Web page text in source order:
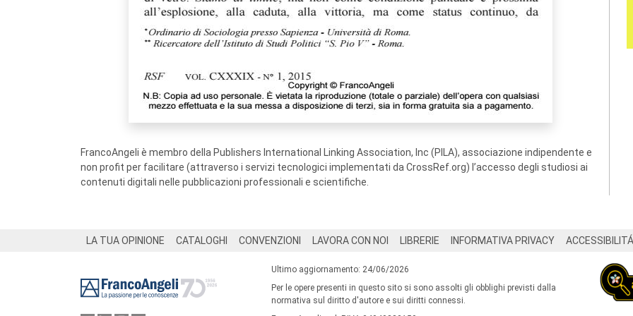
FrancoAngeli è membro della Publishers International Linking Association, Inc (PILA), associazione indipendente e
non profit per facilitare (attraverso i servizi tecnologici implementati da CrossRef.org) l’accesso degli studiosi ai
contenuti digitali nelle pubblicazioni professionali e scientifiche.
LA TUA OPINIONE CATALOGHI CONVENZIONI LAVORA CON NOI LIBRERIE INFORMATIVA PRIVACY ACCESSIBILITÁ
Ultimo aggiornamento: 24/06/2026
Per le opere presenti in questo sito si sono assolti gli obblighi previsti dalla
normativa sul diritto d'autore e sui diritti connessi.